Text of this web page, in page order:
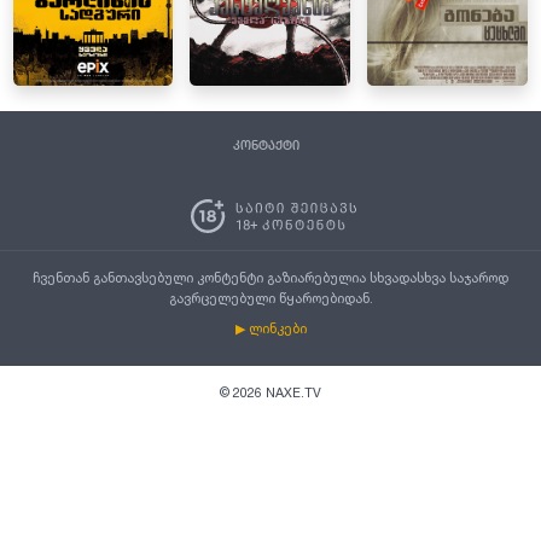
კონტაქტი
ჩვენთან განთავსებული კონტენტი გაზიარებულია სხვადასხვა საჯაროდ
გავრცელებული წყაროებიდან.
▶ ლინკები
© 2026 NAXE.TV